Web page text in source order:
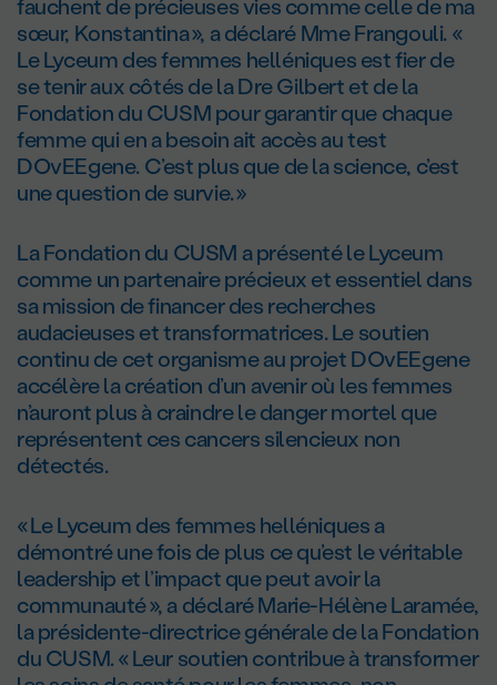
fauchent de précieuses vies comme celle de ma
sœur, Konstantina », a déclaré Mme Frangouli. «
Le Lyceum des femmes helléniques est fier de
se tenir aux côtés de la Dre Gilbert et de la
Fondation du CUSM pour garantir que chaque
femme qui en a besoin ait accès au test
DOvEEgene. C’est plus que de la science, c’est
une question de survie. »
La Fondation du CUSM a présenté le Lyceum
comme un partenaire précieux et essentiel dans
sa mission de financer des recherches
audacieuses et transformatrices. Le soutien
continu de cet organisme au projet DOvEEgene
accélère la création d’un avenir où les femmes
n’auront plus à craindre le danger mortel que
représentent ces cancers silencieux non
détectés.
« Le Lyceum des femmes helléniques a
démontré une fois de plus ce qu’est le véritable
leadership et l’impact que peut avoir la
communauté », a déclaré Marie-Hélène Laramée,
la présidente-directrice générale de la Fondation
du CUSM. « Leur soutien contribue à transformer